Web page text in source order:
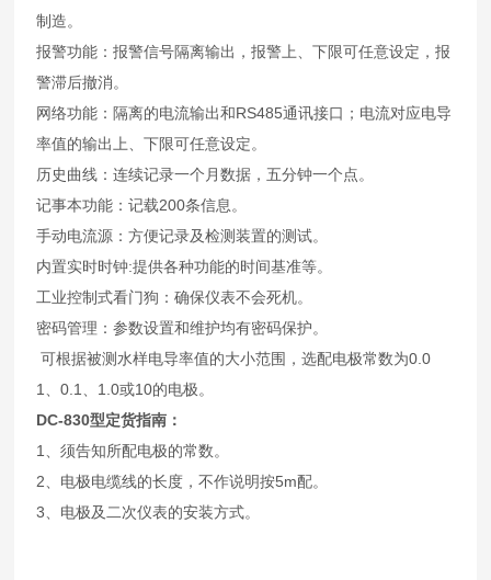
制造。
报警功能：报警信号隔离输出，报警上、下限可任意设定，报
警滞后撤消。
网络功能：隔离的电流输出和RS485通讯接口；电流对应电导
率值的输出上、下限可任意设定。
历史曲线：连续记录一个月数据，五分钟一个点。
记事本功能：记载200条信息。
手动电流源：方便记录及检测装置的测试。
内置实时时钟:提供各种功能的时间基准等。
工业控制式看门狗：确保仪表不会死机。
密码管理：参数设置和维护均有密码保护。
可根据被测水样电导率值的大小范围，选配电极常数为0.0
1、0.1、1.0或10的电极。
DC-830型定货指南：
1、须告知所配电极的常数。
2、电极电缆线的长度，不作说明按5m配。
3、电极及二次仪表的安装方式。